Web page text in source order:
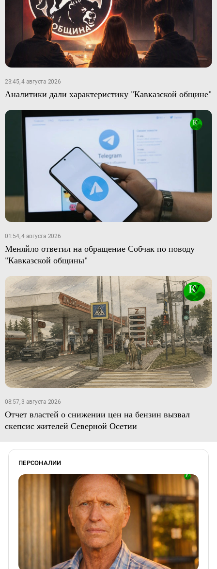
23:45, 4 августа 2026
Аналитики дали характеристику "Кавказской общине"
01:54, 4 августа 2026
Меняйло ответил на обращение Собчак по поводу
"Кавказской общины"
08:57, 3 августа 2026
Отчет властей о снижении цен на бензин вызвал
скепсис жителей Северной Осетии
ПЕРСОНАЛИИ